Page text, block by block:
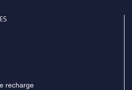
recharge